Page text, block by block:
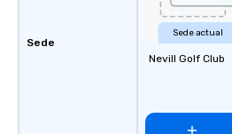
Sede
Sede actual
Nevill Golf Club